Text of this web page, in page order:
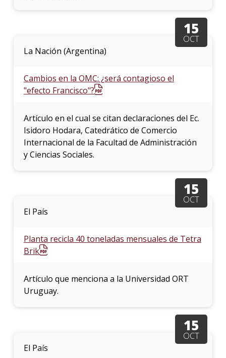
15
OCT
La Nación (Argentina)
Cambios en la OMC: ¿será contagioso el
"efecto Francisco"?
Artículo en el cual se citan declaraciones del Ec.
Isidoro Hodara, Catedrático de Comercio
Internacional de la Facultad de Administración
y Ciencias Sociales.
15
OCT
El País
Planta recicla 40 toneladas mensuales de Tetra
Brik
Artículo que menciona a la Universidad ORT
Uruguay.
15
OCT
El País